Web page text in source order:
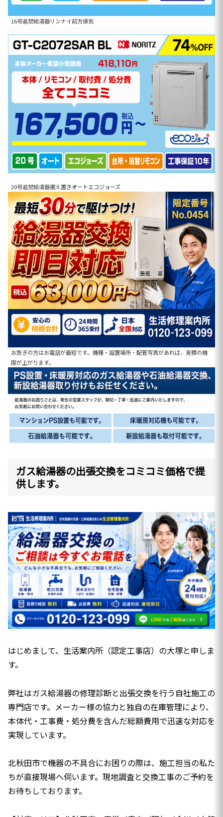
16号追焚給湯器リンナイ前方排気
20号追焚給湯器据え置きオートエコジョーズ
お急ぎの方はお電話が最短です。機種・設置場所・配管写真があれば、見積の精
度が上がります。
ガス給湯器の出張交換をコミコミ価格で提
供します。
はじめまして、生活案内所（認定工事店）の大塚と申しま
す。
弊社はガス給湯器の修理診断と出張交換を行う自社施工の
専門店です。メーカー様の協力と独自の在庫管理により、
本体代・工事費・処分費を含んだ総額費用で迅速な対応を
実現しています。
北秋田市で機器の不具合にお困りの際は、施工担当の私た
ちが直接現場へ伺います。現地調査と交換工事のご予約を
お待ちしております。